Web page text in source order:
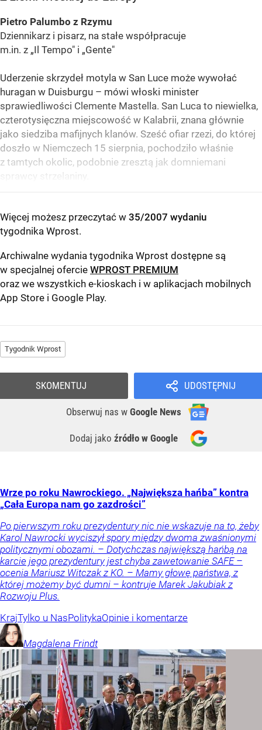
Pietro Palumbo z Rzymu
Dziennikarz i pisarz, na stałe współpracuje
m.in. z „Il Tempo" i „Gente"
Uderzenie skrzydeł motyla w San Luce może wywołać
huragan w Duisburgu – mówi włoski minister
sprawiedliwości Clemente Mastella. San Luca to niewielka,
czterotysięczna miejscowość w Kalabrii, znana głównie
jako siedziba mafijnych klanów. Sześć ofiar rzezi, do której
doszło w Niemczech 15 sierpnia, pochodziło właśnie
z tamtych okolic, podobnie zresztą jak domniemani
sprawcy strzelaniny.
Więcej możesz przeczytać w 35/2007 wydaniu
tygodnika Wprost.
Archiwalne wydania tygodnika Wprost dostępne są
w specjalnej ofercie WPROST PREMIUM
oraz we wszystkich e-kioskach i w aplikacjach mobilnych
App Store i Google Play.
Tygodnik Wprost
UDOSTĘPNIJ
Obserwuj nas w Google News
Dodaj jako źródło w Google
SKOMENTUJ
Wrze po roku Nawrockiego. „Największa hańba” kontra
„Cała Europa nam go zazdrości”
Po pierwszym roku prezydentury nic nie wskazuje na to, żeby
Karol Nawrocki wyciszył spory między dwoma zwaśnionymi
politycznymi obozami. – Dotychczas największą hańbą na
karcie jego prezydentury jest chyba zawetowanie SAFE –
ocenia Mariusz Witczak z KO. – Mamy głowę państwa, z
której możemy być dumni – kontruje Marek Jakubiak z
Rozwoju Plus.
KrajTylko u NasPolitykaOpinie i komentarze
Magdalena Frindt